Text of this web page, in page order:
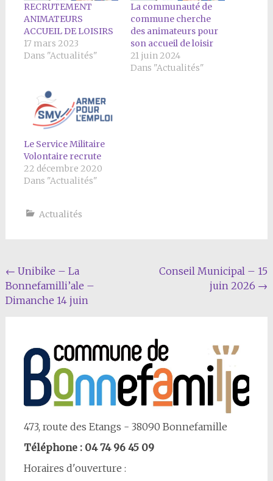
RECRUTEMENT
ANIMATEURS
ACCUEIL DE LOISIRS
17 mars 2023
Dans "Actualités"
La communauté de
commune cherche
des animateurs pour
son accueil de loisir
21 juin 2024
Dans "Actualités"
Le Service Militaire
Volontaire recrute
22 décembre 2020
Dans "Actualités"
Actualités
Navigation
Article
← Unibike – La
Bonnefamilli’ale –
Dimanche 14 juin
Conseil Municipal – 15
juin 2026 →
473, route des Etangs - 38090 Bonnefamille
Téléphone : 04 74 96 45 09
Horaires d'ouverture :